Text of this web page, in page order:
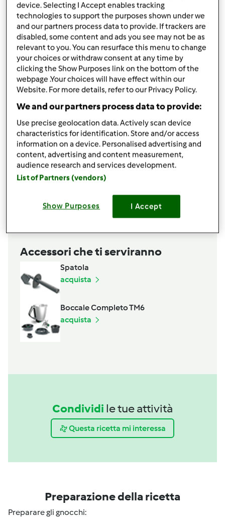
Per gli gnocchi:
1000gdi latte intero
1cucchiaino di sale
1 pizzicodi noce moscata grattugiata
20gdi burro
50di Parmigiano reggiano grattugiato
2tuorli
250g di semolino di grano
Per il sugo:
80gdi mele verdi
1scalogno
30gdi olio extravergine di oliva
sale q.b.
pepe q.b.
Aggiungi alla lista della spesa
Accessori che ti serviranno
Spatola
acquista
Boccale Completo TM6
acquista
Condividi le tue attività
Questa ricetta mi interessa
Preparazione della ricetta
Preparare gli gnocchi:
device. Selecting I Accept enables tracking
technologies to support the purposes shown under we
and our partners process data to provide. If trackers are
disabled, some content and ads you see may not be as
relevant to you. You can resurface this menu to change
your choices or withdraw consent at any time by
clicking the Show Purposes link on the bottom of the
webpage .Your choices will have effect within our
Website. For more details, refer to our Privacy Policy.
We and our partners process data to provide:
Use precise geolocation data. Actively scan device
characteristics for identification. Store and/or access
information on a device. Personalised advertising and
content, advertising and content measurement,
audience research and services development.
List of Partners (vendors)
Show Purposes I Accept